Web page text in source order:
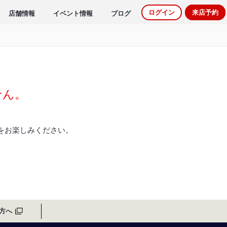
店舗情報 イベント情報 ブログ ログイン 来店予約
。
楽しみください。
へ